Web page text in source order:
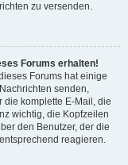
zu versenden.
Forums erhalten!
Forums hat einige
senden,
die komplette E-Mail, die
wichtig, die Kopfzeilen
den Benutzer, der die
reagieren.